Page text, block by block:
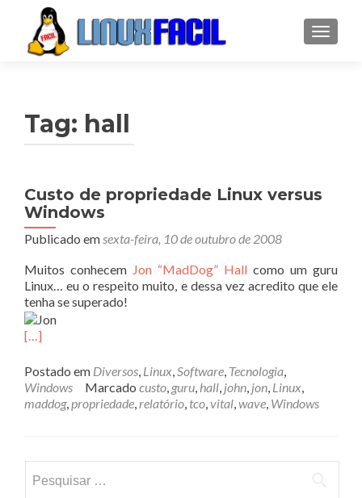
Tag: hall
Custo de propriedade Linux versus
Windows
Publicado emsexta-feira, 10 de outubro de 2008
Muitos conhecem Jon “MadDog” Hall como um guru
Linux… eu o respeito muito, e dessa vez acredito que ele
tenha se superado!
[…]
Postado em Diversos, Linux,Software, Tecnologia,
Windows
Marcado custo, guru, hall, john, jon, Linux,
maddog,propriedade,relatório, tco,vital,wave, Windows
por: